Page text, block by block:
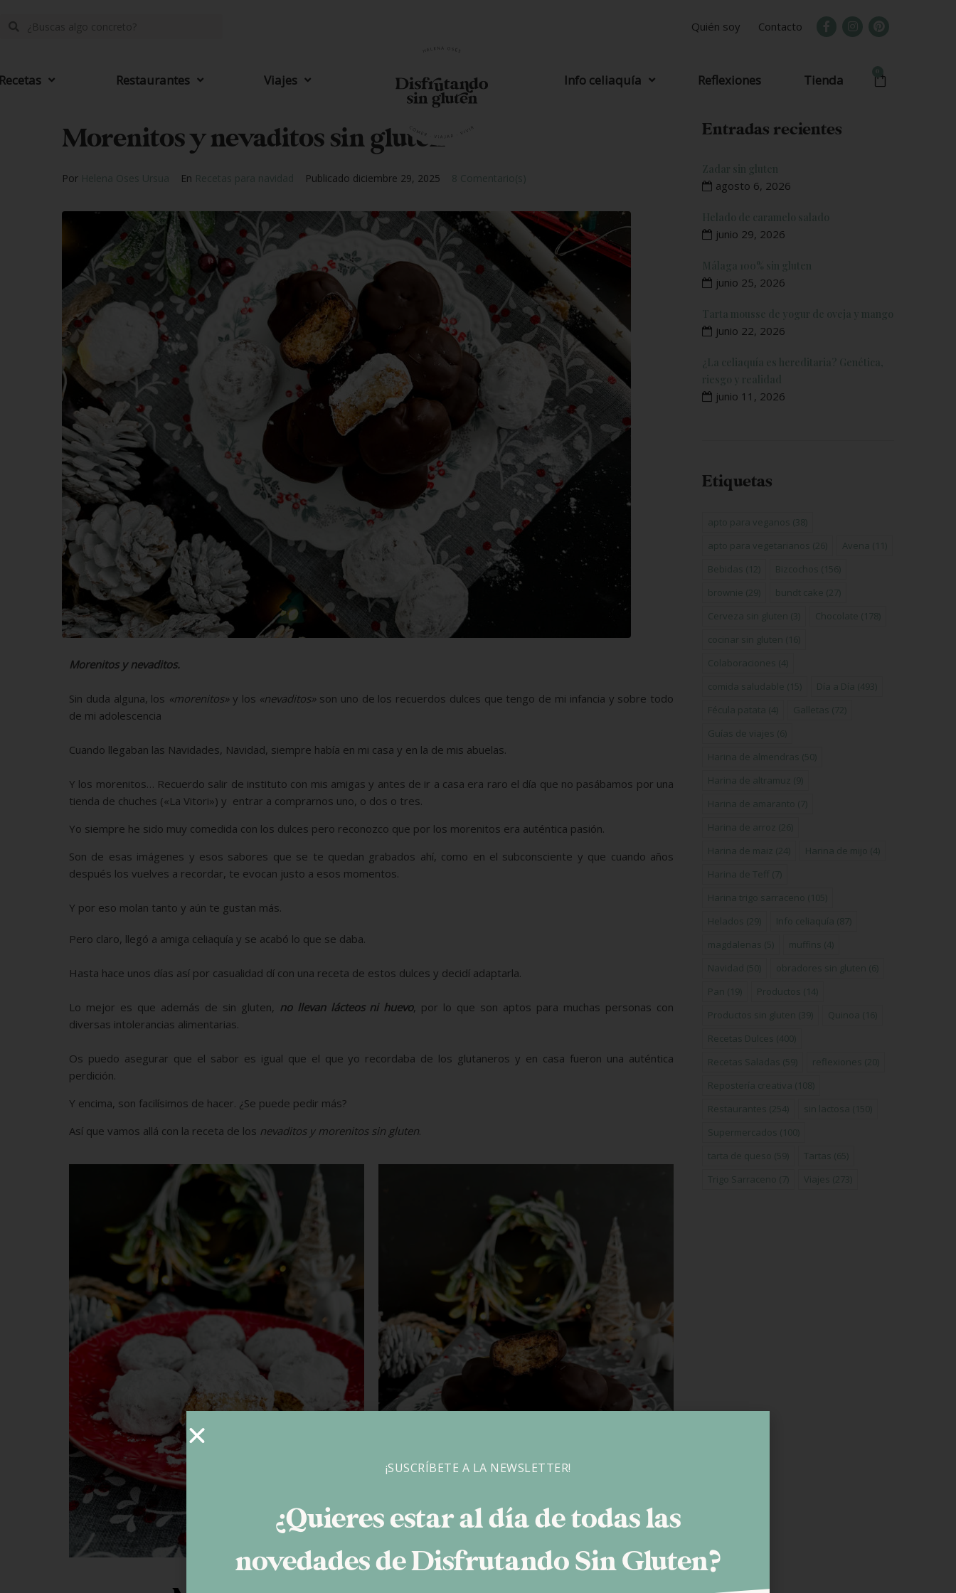
Quién soy Contacto
Restaurantes Viajes Info celiaquía Reflexiones Tienda
Morenitos y nevaditos sin gluten
Por Helena Oses Ursua En Recetas para navidad Publicado diciembre 29, 2025 8 Comentario(s)
Morenitos y nevaditos.
Sin duda alguna, los «morenitos»y los «nevaditos»son uno de los recuerdos dulces que tengo de mi infancia y sobre todo
de mi adolescencia
Cuando llegaban las Navidades, Navidad, siempre había en mi casa y en la de mis abuelas.
Y los morenitos… Recuerdo salir de instituto con mis amigas y antes de ir a casa era raro el día que no pasábamos por una
tienda de chuches («La Vitori») y entrar a comprarnos uno, o dos o tres.
Yo siempre he sido muy comedida con los dulces pero reconozco que por los morenitos era auténtica pasión.
Son de esas imágenes y esos sabores que se te quedan grabados ahí, como en el subconsciente y que cuando años
después los vuelves a recordar, te evocan justo a esos momentos.
Y por eso molan tanto y aún te gustan más.
Pero claro, llegó a amiga celiaquía y se acabó lo que se daba.
Hasta hace unos días así por casualidad dí con una receta de estos dulces y decidí adaptarla.
Lo mejor es que además de sin gluten, no llevan lácteos ni huevo, por lo que son aptos para muchas personas con
diversas intolerancias alimentarias.
Os puedo asegurar que el sabor es igual que el que yo recordaba de los glutaneros y en casa fueron una auténtica
perdición.
Y encima, son facilísimos de hacer. ¿Se puede pedir más?
Así que vamos allá con la receta de los nevaditos y morenitos sin gluten.
Entradas recientes
Zadar sin gluten
agosto 6, 2026
Helado de caramelo salado
junio 29, 2026
Málaga 100% sin gluten
junio 25, 2026
Tarta mousse de yogur de oveja y mango
junio 22, 2026
¿La celiaquía es hereditaria? Genética,
riesgo y realidad
junio 11, 2026
Etiquetas
apto para veganos (38)
apto para vegetarianos (26) Avena (11)
Bebidas (12) Bizcochos (156)
brownie (29) bundt cake (27)
Cerveza sin gluten (3) Chocolate (178)
cocinar sin gluten (16)
Colaboraciones (4)
comida saludable (15) Día a Día (493)
Fécula patata (4) Galletas (72)
Guías de viajes (6)
Harina de almendras (50)
Harina de altramuz (9)
Harina de amaranto (7)
Harina de arroz (26)
Harina de maiz (24) Harina de mijo (4)
Harina de Teff (7)
Harina trigo sarraceno (105)
Helados (29) Info celiaquía (87)
magdalenas (5) muffins (4)
Navidad (50) obradores sin gluten (6)
Pan (19) Productos (14)
Productos sin gluten (39) Quinoa (16)
Recetas Dulces (400)
Recetas Saladas (59) reflexiones (20)
Repostería creativa (108)
Restaurantes (254) sin lactosa (150)
Supermercados (100)
tarta de queso (59) Tartas (65)
Trigo Sarraceno (7) Viajes (273)
¡SUSCRÍBETE A LA NEWSLETTER!
¿Quieres estar al día de todas las
novedades de Disfrutando Sin Gluten?